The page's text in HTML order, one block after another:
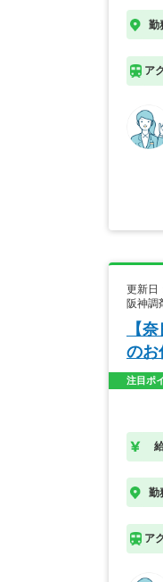
勤
ア
更新日
阪神調
【
のお
注目ポ
勤
ア